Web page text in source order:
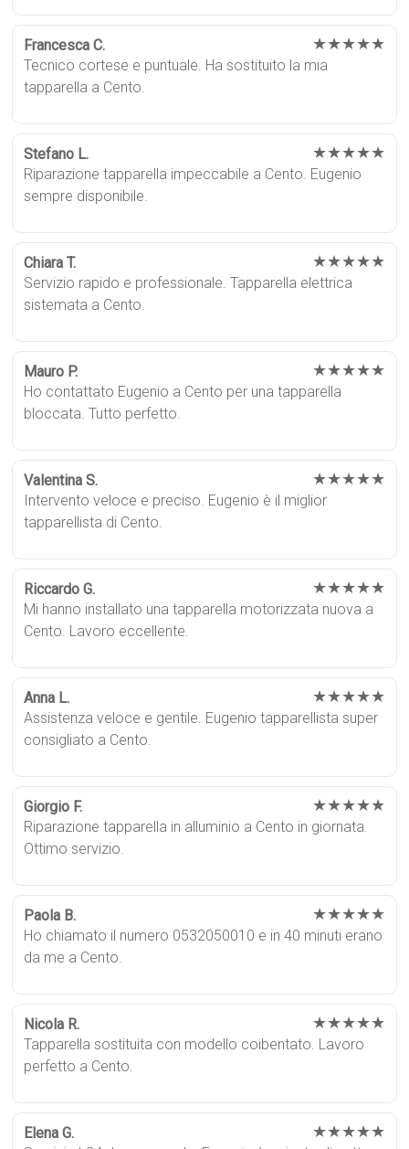
Francesca C. ★★★★★
Tecnico cortese e puntuale. Ha sostituito la mia
tapparella a Cento.
Stefano L. ★★★★★
Riparazione tapparella impeccabile a Cento. Eugenio
sempre disponibile.
Chiara T. ★★★★★
Servizio rapido e professionale. Tapparella elettrica
sistemata a Cento.
Mauro P. ★★★★★
Ho contattato Eugenio a Cento per una tapparella
bloccata. Tutto perfetto.
Valentina S. ★★★★★
Intervento veloce e preciso. Eugenio è il miglior
tapparellista di Cento.
Riccardo G. ★★★★★
Mi hanno installato una tapparella motorizzata nuova a
Cento. Lavoro eccellente.
Anna L. ★★★★★
Assistenza veloce e gentile. Eugenio tapparellista super
consigliato a Cento.
Giorgio F. ★★★★★
Riparazione tapparella in alluminio a Cento in giornata.
Ottimo servizio.
Paola B. ★★★★★
Ho chiamato il numero 0532050010 e in 40 minuti erano
da me a Cento.
Nicola R. ★★★★★
Tapparella sostituita con modello coibentato. Lavoro
perfetto a Cento.
Elena G. ★★★★★